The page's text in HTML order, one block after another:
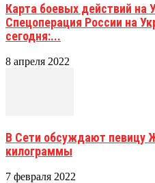
Карта боевых действий на
Спецоперация России на
сегодня:...
8 апреля 2022
В Сети обсуждают певицу
килограммы
7 февраля 2022